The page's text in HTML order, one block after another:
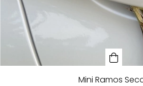
Mini Ramos